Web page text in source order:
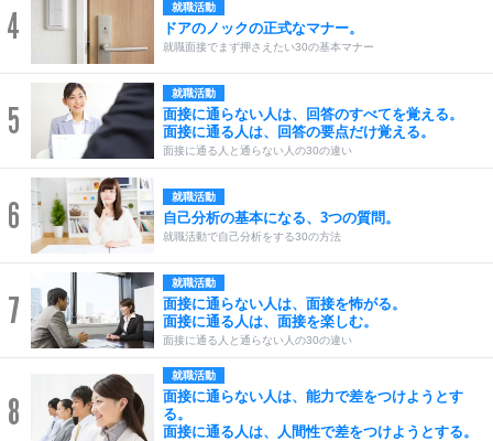
4 就職活動
ドアのノックの正式なマナー。
就職面接でまず押さえたい30の基本マナー
5
就職活動
面接に通らない人は、回答のすべてを覚える。
面接に通る人は、回答の要点だけ覚える。
面接に通る人と通らない人の30の違い
6 就職活動
自己分析の基本になる、3つの質問。
就職活動で自己分析をする30の方法
7
就職活動
面接に通らない人は、面接を怖がる。
面接に通る人は、面接を楽しむ。
面接に通る人と通らない人の30の違い
8
就職活動
面接に通らない人は、能力で差をつけようとす
る。
面接に通る人は、人間性で差をつけようとする。